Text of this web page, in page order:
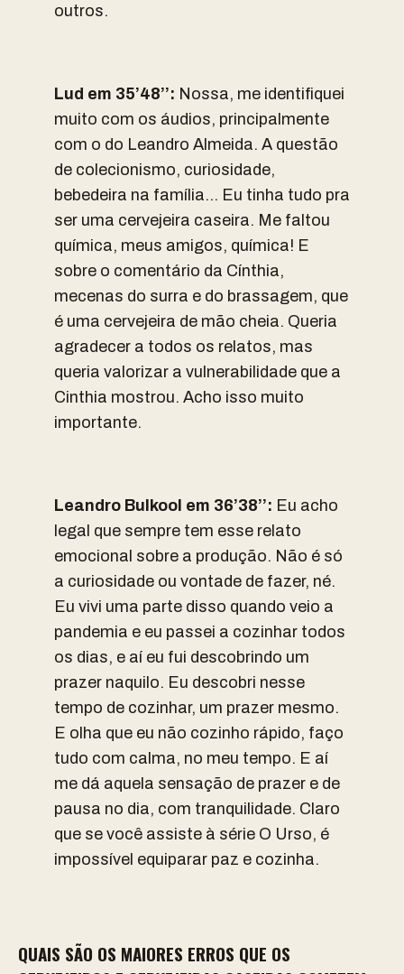
outros.
Lud em 35’48’’: Nossa, me identifiquei
muito com os áudios, principalmente
com o do Leandro Almeida. A questão
de colecionismo, curiosidade,
bebedeira na família… Eu tinha tudo pra
ser uma cervejeira caseira. Me faltou
química, meus amigos, química! E
sobre o comentário da Cínthia,
mecenas do surra e do brassagem, que
é uma cervejeira de mão cheia. Queria
agradecer a todos os relatos, mas
queria valorizar a vulnerabilidade que a
Cinthia mostrou. Acho isso muito
importante.
Leandro Bulkool em 36’38’’: Eu acho
legal que sempre tem esse relato
emocional sobre a produção. Não é só
a curiosidade ou vontade de fazer, né.
Eu vivi uma parte disso quando veio a
pandemia e eu passei a cozinhar todos
os dias, e aí eu fui descobrindo um
prazer naquilo. Eu descobri nesse
tempo de cozinhar, um prazer mesmo.
E olha que eu não cozinho rápido, faço
tudo com calma, no meu tempo. E aí
me dá aquela sensação de prazer e de
pausa no dia, com tranquilidade. Claro
que se você assiste à série O Urso, é
impossível equiparar paz e cozinha.
QUAIS SÃO OS MAIORES ERROS QUE OS